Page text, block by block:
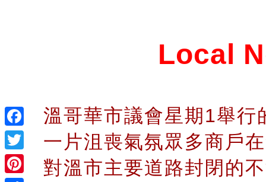
Facebook
Twitter
Local
溫哥華市議會星期1舉行
一片沮喪氣氛眾多商戶
對溫市主要道路封閉的